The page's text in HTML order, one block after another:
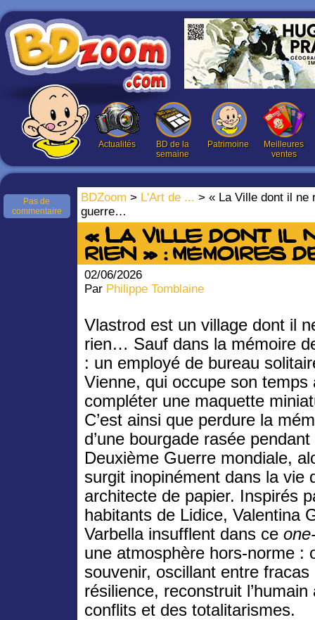
Actualités
BD de la
semaine
Patrimoine
Meilleures
ventes
BDZoom > L'Art de ... > « La Ville dont il ne
guerre…
Pas de
commentaire
« La Ville dont il
rien » : mémoires
02/06/2026
Par Philippe Tomblaine
Vlastrod est un village dont il
rien… Sauf dans la mémoire
: un employé de bureau
Vienne, qui occupe son temps
compléter une maquette
C’est ainsi que perdure la
d’une bourgade rasée pendant
Deuxième Guerre mondiale,
surgit inopinément dans la vie
architecte de papier. Inspirés
habitants de Lidice, Valentina
Varbella insufflent dans ce
une atmosphère hors-norme :
souvenir, oscillant entre
résilience, reconstruit
conflits et des totalitarismes.